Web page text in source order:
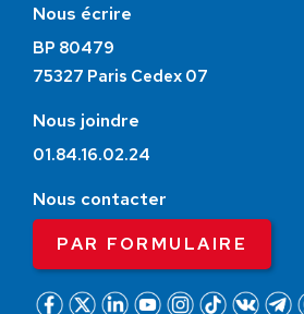
Nous écrire
BP 80479
75327 Paris Cedex 07
Nous joindre
01.84.16.02.24
Nous contacter
PAR FORMULAIRE